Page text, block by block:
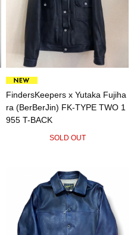
FindersKeepers x Yutaka Fujiha
ra (BerBerJin) FK-TYPE TWO 1
955 T-BACK
SOLD OUT